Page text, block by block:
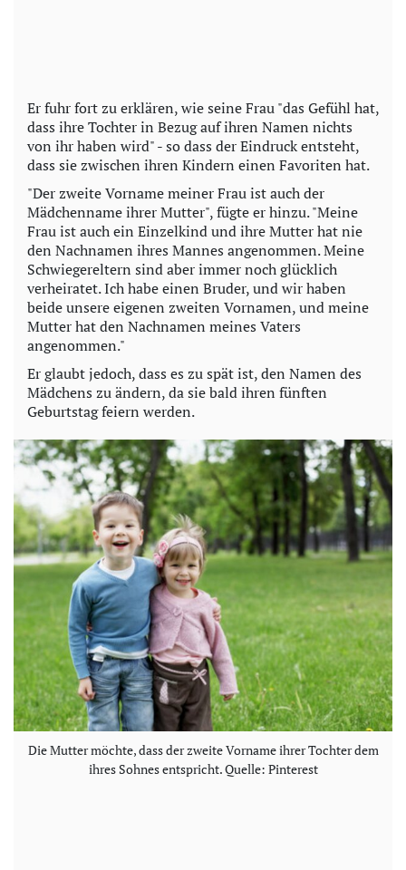
Er fuhr fort zu erklären, wie seine Frau "das Gefühl hat,
dass ihre Tochter in Bezug auf ihren Namen nichts
von ihr haben wird" - so dass der Eindruck entsteht,
dass sie zwischen ihren Kindern einen Favoriten hat.
"Der zweite Vorname meiner Frau ist auch der
Mädchenname ihrer Mutter", fügte er hinzu. "Meine
Frau ist auch ein Einzelkind und ihre Mutter hat nie
den Nachnamen ihres Mannes angenommen. Meine
Schwiegereltern sind aber immer noch glücklich
verheiratet. Ich habe einen Bruder, und wir haben
beide unsere eigenen zweiten Vornamen, und meine
Mutter hat den Nachnamen meines Vaters
angenommen."
Er glaubt jedoch, dass es zu spät ist, den Namen des
Mädchens zu ändern, da sie bald ihren fünften
Geburtstag feiern werden.
Die Mutter möchte, dass der zweite Vorname ihrer Tochter dem
ihres Sohnes entspricht. Quelle: Pinterest